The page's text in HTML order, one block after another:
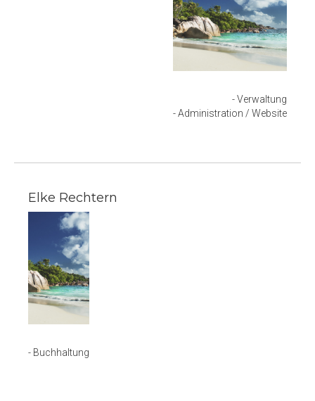
- Verwaltung
- Administration / Website
Elke Rechtern
- Buchhaltung